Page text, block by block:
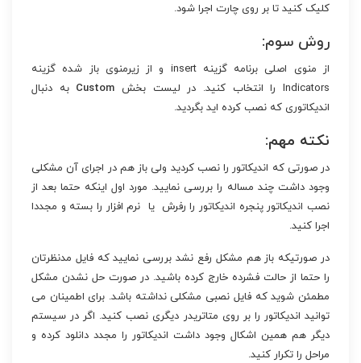
کلیک کنید تا بر روی چارت اجرا شود.
روش سوم:
از منوی اصلی برنامه گزینه insert و از زیرمنوی باز شده گزینه
Indicators را انتخاب کنید. در لیست بخش
Custom به دنبال
اندیکاتوری که نصب کرده اید بگردید.
نکته مهم:
در صورتی که اندیکاتور را نصب کردید ولی باز هم در اجرای آن مشکلی
وجود داشت چند مساله را بررسی نمایید. مورد اول اینکه حتما بعد از
نصب اندیکاتور پنجره اندیکاتور را رفرش یا نرم افزار را بسته و مجددا
اجرا کنید.
در صورتیکه باز هم مشکل رفع نشد بررسی نمایید که فایل مدنظرتان
را حتما از حالت فشرده خارج کرده باشید. در صورت حل نشدن مشکل
مطمئن شوید که فایل نصبی مشکلی نداشته باشد. برای اطمینان می
توانید اندیکاتور را بر روی متاتریدر دیگری نصب کنید. اگر در سیستم
دیگر هم همین اشکال وجود داشت اندیکاتور را مجدد دانلود کرده و
مراحل را تکرار کنید.